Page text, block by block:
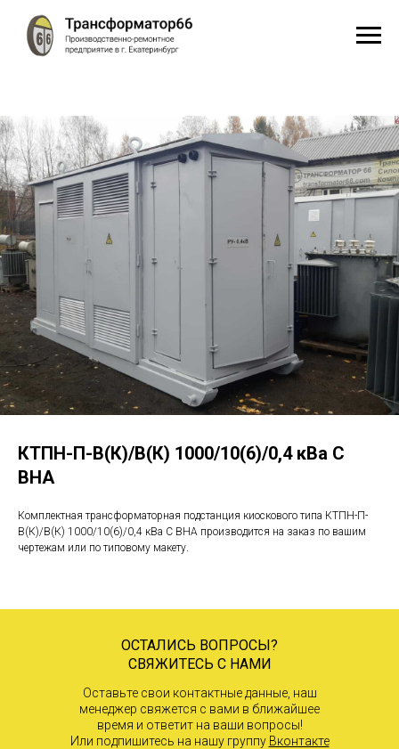
КТПН-П-В(К)/В(К) 1000/10(6)/0,4 кВа С
ВНА
Комплектная трансформаторная подстанция киоскового типа КТПН-П-
В(К)/В(К) 1000/10(6)/0,4 кВа С ВНА производится на заказ по вашим
чертежам или по типовому макету.
ОСТАЛИСЬ ВОПРОСЫ?
СВЯЖИТЕСЬ С НАМИ
Оставьте свои контактные данные, наш
менеджер свяжется с вами в ближайшее
время и ответит на ваши вопросы!
Или подпишитесь на нашу группу Вконтакте